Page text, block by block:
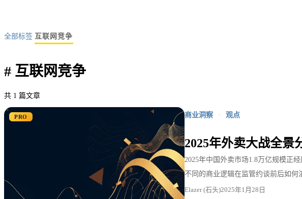
全部标签 互联网竞争
# 互联网竞争
共 1 篇文章
PRO 商业洞察 · 观点
2025年外卖大战全景
2025年中国外卖市场1.8万亿规模正
不同的商业逻辑在监管约谈前后如何
Elazer (石头)2025年1月28日